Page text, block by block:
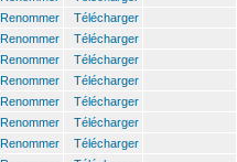
Renommer
Télécharger
Renommer
Télécharger
Renommer
Télécharger
Renommer
Télécharger
Renommer
Télécharger
Renommer
Télécharger
Renommer
Télécharger